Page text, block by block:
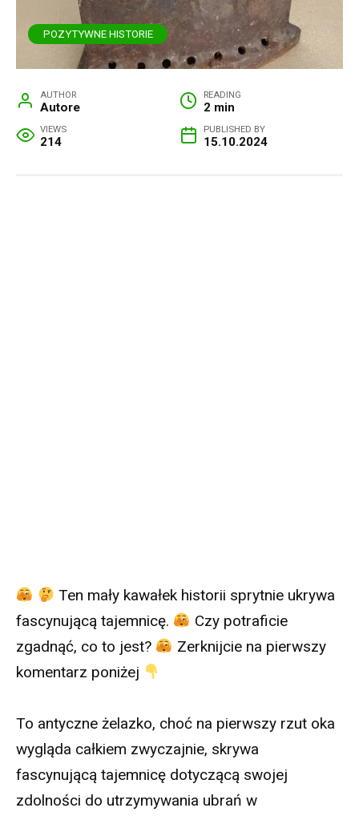
POZYTYWNE HISTORIE
AUTHOR
Autore
READING
2 min
VIEWS
214
PUBLISHED BY
15.10.2024
Ten mały kawałek historii sprytnie ukrywa
fascynującą tajemnicę.
Czy potraficie
zgadnąć, co to jest?
Zerknijcie na pierwszy
komentarz poniżej
To antyczne żelazko, choć na pierwszy rzut oka
wygląda całkiem zwyczajnie, skrywa
fascynującą tajemnicę dotyczącą swojej
zdolności do utrzymywania ubrań w